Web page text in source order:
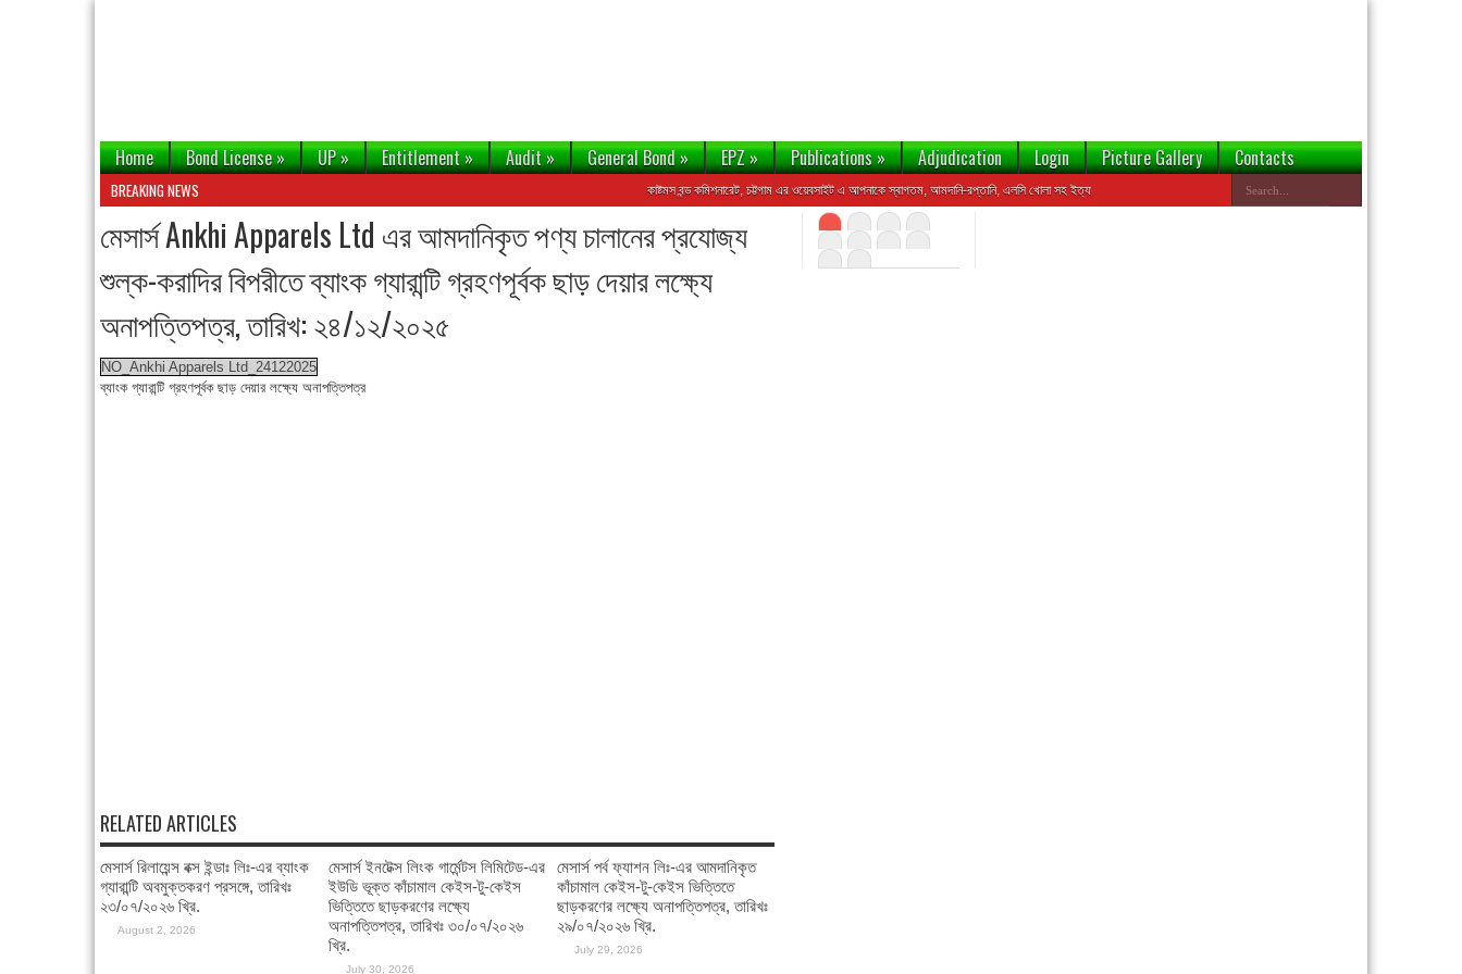
Home Bond License» UP» Entitlement» Audit» General Bond» EPZ» Publications» Adjudication Login Picture Gallery Contacts
BREAKING NEWS কাষ্টমস বন্ড কমিশনারেট, চট্টগাম এর ওয়েবসাইট এ আপনাকে স্বাগতম, আমদানি-রপ্তানি, এলসি খোলা সহ ইত্যাদি কার্যক্রমে ঝুঁকি হ্রাসের জন্য এই ওয়েবসাইটের ডেটাবেজ থেকে বন্ডেড প্রতিষ্ঠানের তথ্য যাচাই
মেসার্স Ankhi Apparels Ltd এর আমদানিকৃত পণ্য চালানের প্রযোজ্য
শুল্ক-করাদির বিপরীতে ব্যাংক গ্যারান্টি গ্রহণপূর্বক ছাড় দেয়ার লক্ষ্যে
অনাপত্তিপত্র, তারিখ: ২৪/১২/২০২৫
NO_Ankhi Apparels Ltd_24122025
ব্যাংক গ্যারান্টি গ্রহণপূর্বক ছাড় দেয়ার লক্ষ্যে অনাপত্তিপত্র
RELATED ARTICLES
মেসার্স রিলায়েন্স বক্স ইন্ডাঃ লিঃ-এর ব্যাংক
গ্যারান্টি অবমুক্তকরণ প্রসঙ্গে, তারিখঃ
২৩/০৭/২০২৬ খ্রি.
August 2, 2026
মেসার্স ইনটেক্স লিংক গার্মেন্টস লিমিটেড-এর
ইউডি ভূক্ত কাঁচামাল কেইস-টু-কেইস
ভিত্তিতে ছাড়করণের লক্ষ্যে
অনাপত্তিপত্র, তারিখঃ ৩০/০৭/২০২৬
খ্রি.
July 30, 2026
মেসার্স পর্ব ফ্যাশন লিঃ-এর আমদানিকৃত
কাঁচামাল কেইস-টু-কেইস ভিত্তিতে
ছাড়করণের লক্ষ্যে অনাপত্তিপত্র, তারিখঃ
২৯/০৭/২০২৬ খ্রি.
July 29, 2026